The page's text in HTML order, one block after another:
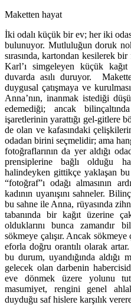
Maketten hayat
İki odalı küçük bir ev; her iki
bulunuyor. Mutluluğun doruk
sırasında, kartondan kesilerek
Karl’ı simgeleyen küçük
duvarda asılı duruyor.
duygusal çatışmaya ve
Anna’nın, inanmak istediği
edemediği; ancak
işaretlerinin yarattığı gel-gitlere
de olan ve kafasındaki
odadan birini seçmelidir; ama
fotoğraflarının da yer aldığı
prensiplerine bağlı olduğu
halindeyken gittikçe yaklaşan
“fotoğraf”ı odağı almasının
kadının uyanışını sahneler.
bu sahne ile Anna, rüyasında
tabanında bir kağıt üzerine
olduklarını bunca zamandır
sökmeye çalışır. Ancak sökmeye
eforla doğru orantılı olarak
bu durum, uyandığında aldığı
gelecek olan darbenin
eve dönmek üzere yolunu
masumiyet, rengini genel
duyduğu saf hislere karşılık